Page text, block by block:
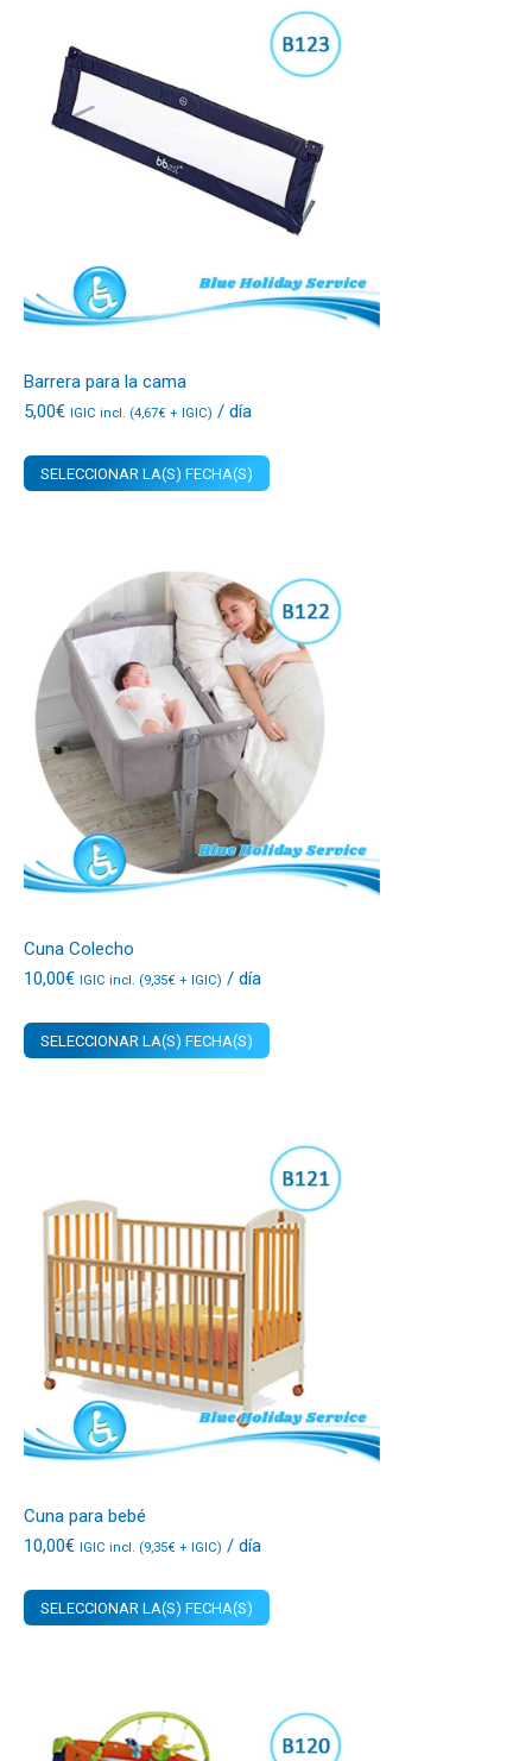
Barrera para la cama
5,00€ IGIC incl. (4,67€ + IGIC) / día
SELECCIONAR LA(S) FECHA(S)
Cuna Colecho
10,00€ IGIC incl. (9,35€ + IGIC) / día
SELECCIONAR LA(S) FECHA(S)
Cuna para bebé
10,00€ IGIC incl. (9,35€ + IGIC) / día
SELECCIONAR LA(S) FECHA(S)